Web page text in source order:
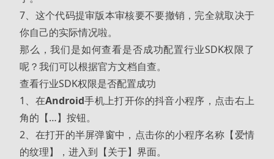
7、这个代码提审版本审核要不要撤销，完全就取决于
你自己的实际情况啦。
那么，我们是如何查看是否成功配置行业SDK权限了
呢？我们可以根据官方文档自查。
查看行业SDK权限是否配置成功
1、在Android手机上打开你的抖音小程序，点击右上
角的【…】按钮。
2、在打开的半屏弹窗中，点击你的小程序名称【爱情
的纹理】，进入到【关于】界面。